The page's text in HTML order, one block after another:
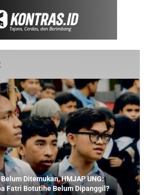
Belum Ditemukan, HMJAP UNG:
Fatri Botutihe Belum Dipanggil?